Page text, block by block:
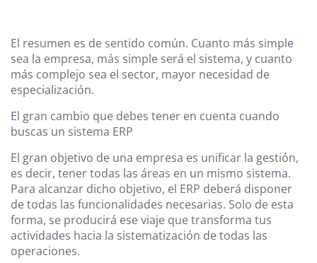
El resumen es de sentido común. Cuanto más simple
sea la empresa, más simple será el sistema, y cuanto
más complejo sea el sector, mayor necesidad de
especialización.
El gran cambio que debes tener en cuenta cuando
buscas un sistema ERP
El gran objetivo de una empresa es unificar la gestión,
es decir, tener todas las áreas en un mismo sistema.
Para alcanzar dicho objetivo, el ERP deberá disponer
de todas las funcionalidades necesarias. Solo de esta
forma, se producirá ese viaje que transforma tus
actividades hacia la sistematización de todas las
operaciones.